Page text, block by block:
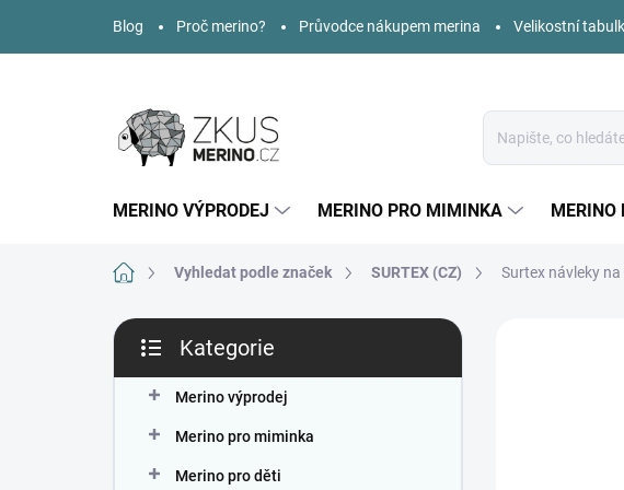
obsah
Blog Proč merino? Průvodce nákupem merina Velikostní
MERINO VÝPRODEJ MERINO PRO MIMINKA MERINO
Domů Vyhledat podle značek SURTEX (CZ) Surtex návleky
P
s
kategorie
Kategorie
Merino výprodej
Merino pro miminka
Merino pro děti